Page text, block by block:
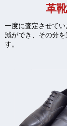
革
一度に査定させて
減ができ、 その分
す。